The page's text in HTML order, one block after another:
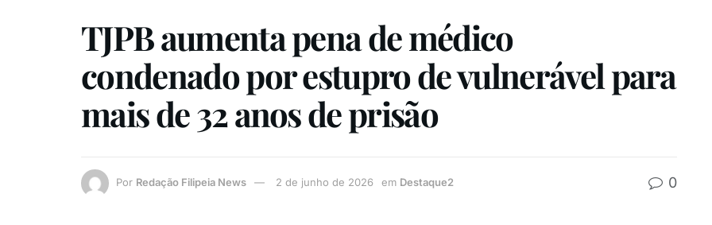
TJPB aumenta pena de médico
condenado por estupro de vulnerável para
mais de 32 anos de prisão
Por Redação Filipeia News 2 de junho de 2026 em Destaque2 0